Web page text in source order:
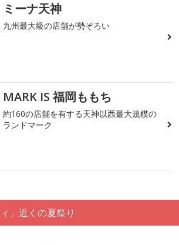
ミーナ天神
九州最大級の店舗が勢ぞろい
MARK IS 福岡ももち
約160の店舗を有する天神以西最大規模の
ランドマーク
ィ」近くの夏祭り